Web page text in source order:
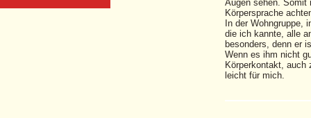
Augen sehen.
Körpersprache
In der Wohngruppe,
die ich kannte, alle
besonders, denn er
Wenn es ihm nicht
Körperkontakt, auch
leicht für mich.